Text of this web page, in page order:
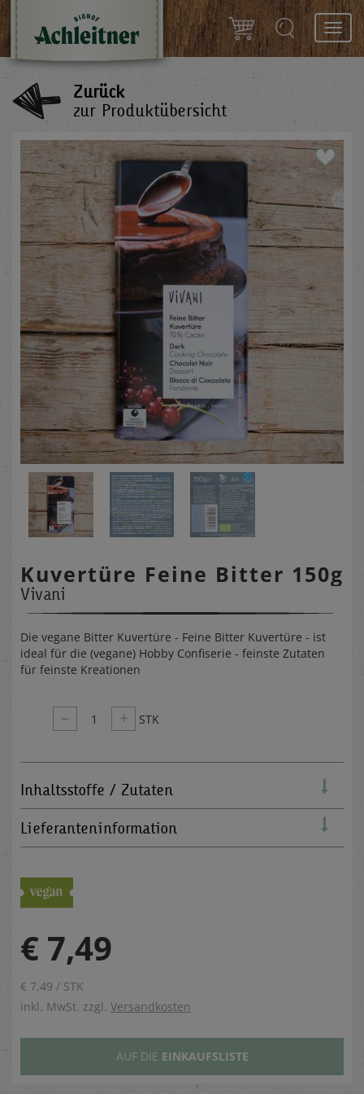
Zurück
zur Produktübersicht
Kuvertüre Feine Bitter 150g
Vivani
Die vegane Bitter Kuvertüre - Feine Bitter Kuvertüre - ist
ideal für die (vegane) Hobby Confiserie - feinste Zutaten
für feinste Kreationen
– 1 + STK
Inhaltsstoffe / Zutaten
Lieferanteninformation
€ 7,49
€ 7,49 / STK
inkl. MwSt. zzgl. Versandkosten
AUF DIE EINKAUFSLISTE